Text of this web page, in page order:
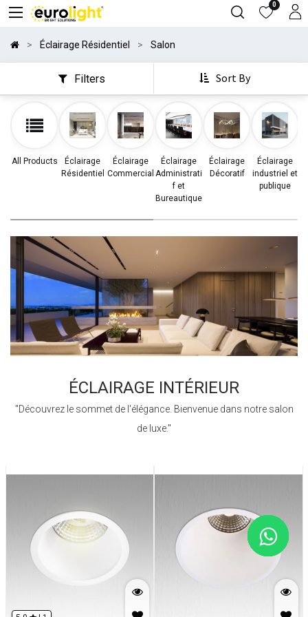
0
Éclairage Résidentiel Salon
Filters Sort By
All Products
Éclairage
Résidentiel
Éclairage
Commercial
Éclairage
Administrati
f et
Bureautique
Éclairage
Décoratif
Éclairage
industriel et
publique
ÉCLAIRAGE INTÉRIEUR
"Découvrez le sommet de l'élégance. Bienvenue dans notre salon
de luxe."